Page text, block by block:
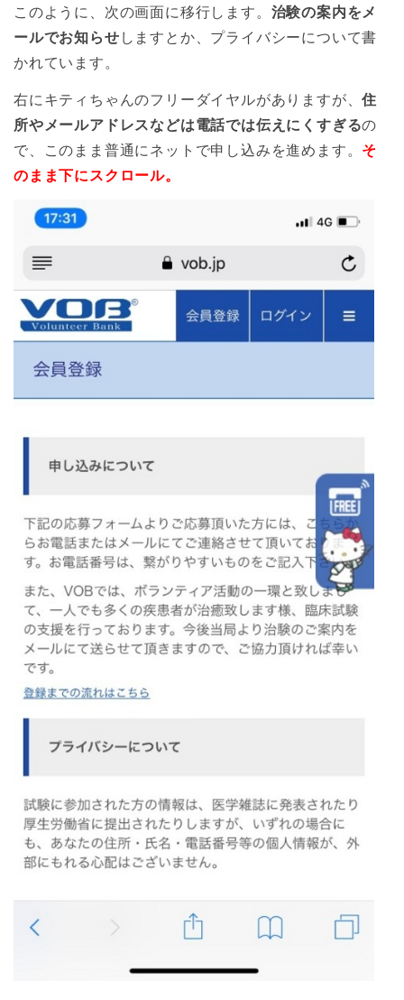
このように、次の画面に移行します。 治験の案内をメ
ールでお知らせしますとか、プライバシーについて書
かれています。
右にキティちゃんのフリーダイヤルがありますが、住
所やメールアドレスなどは電話では伝えにくすぎるの
で、このまま普通にネットで申し込みを進めます。 そ
のまま下にスクロール。